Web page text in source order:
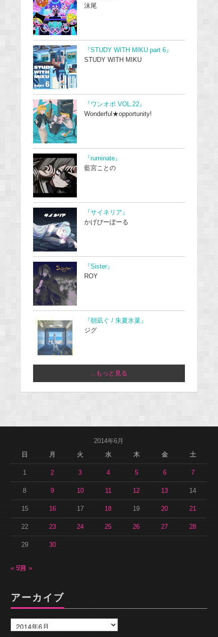
沫尾
『STUDY WITH MIKU part 6』
STUDY WITH MIKU
『ワンオポ VOL.22』
Wonderful★opportunity!
『ruminate』
藍宮ことの
『サイネリア』
かげぴーぼーる
『Sister』
ROY
『朝凪ぐ / 朱夏氷菓』
ジグ
...もっと見る
2014年6月
日
月 火 水 木 金 土
1 2 3 4 5 6 7
8 9 10 11 12 13 14
15 16 17 18 19 20 21
22 23 24 25 26 27 28
29 30
« 5月7月 »
アーカイブ
ー
カ